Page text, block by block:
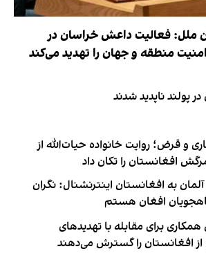
ملل: فعالیت داعش خراسان در
منطقه و جهان را تهدید می‌کند
پولند ناپدید شدند
و قرض؛ روایت خانواده حیات‌الله از
افغانستان را تکان داد
آلمان به افغانستان اینترنشنال: نگران
افغان هستم
برای مقابله با تهدیدهای
افغانستان را گسترش می‌دهند